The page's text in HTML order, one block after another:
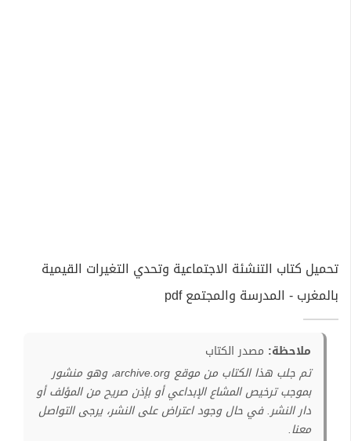
تحميل كتاب التنشئة الاجتماعية وتحدي التغيرات القيمية
بالمغرب - المدرسة والمجتمع pdf
ملاحظة: مصدر الكتاب
تم جلب هذا الكتاب من موقع archive.org، وهو منشور
بموجب ترخيص المشاع الإبداعي أو بإذن صريح من المؤلف أو
دار النشر. في حال وجود اعتراض على النشر، يرجى التواصل
معنا.